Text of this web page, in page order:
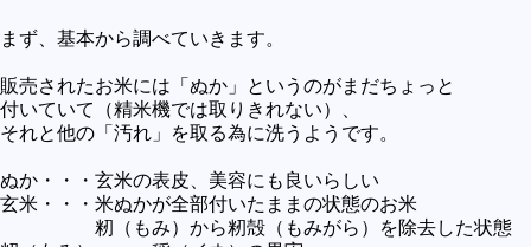
未確認
テレビドラマとか
アプリケーション操作
プログラミング(VBA)
プログラミング(HTML)
まず、基本から調べていきます。
販売されたお米には「ぬか」というのがまだちょっと
付いていて（精米機では取りきれない）、
それと他の「汚れ」を取る為に洗うようです。
ぬか・・・玄米の表皮、美容にも良いらしい
玄米・・・米ぬかが全部付いたままの状態のお米
籾（もみ）から籾殻（もみがら）を除去した状態